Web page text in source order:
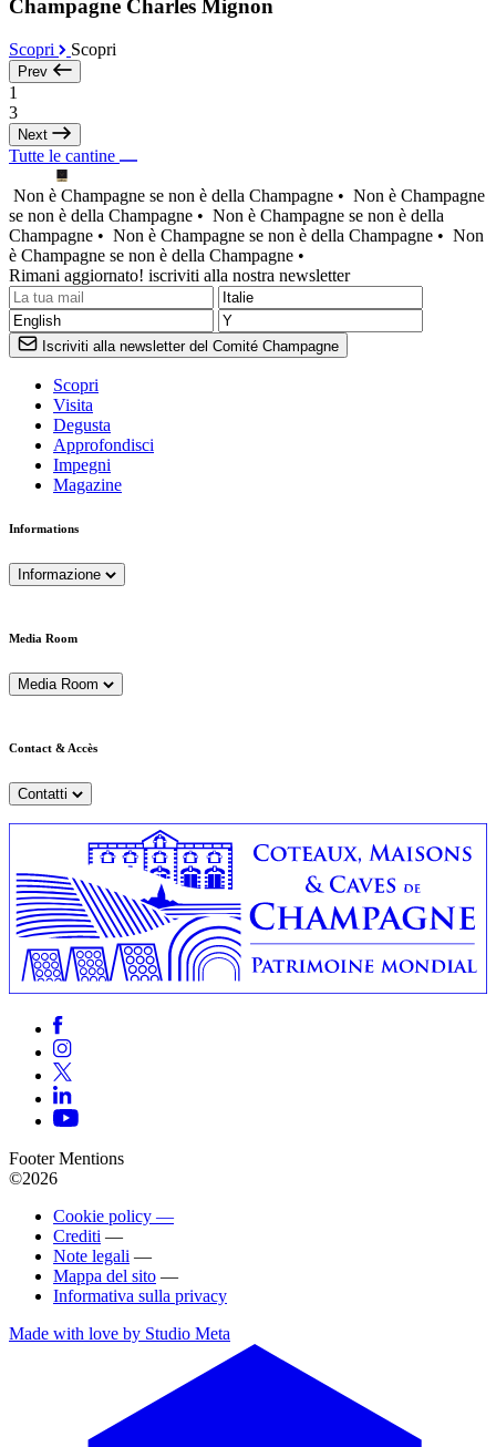
Champagne Charles Mignon
Scopri Scopri
Prev
1
3
Next
Tutte le cantine
Non è Champagne se non è della Champagne • Non è Champagne
se non è della Champagne • Non è Champagne se non è della
Champagne • Non è Champagne se non è della Champagne • Non
è Champagne se non è della Champagne •
Rimani aggiornato! iscriviti alla nostra newsletter
Iscriviti alla newsletter del Comité Champagne
Scopri
Visita
Degusta
Approfondisci
Impegni
Magazine
Informations
Informazione
Media Room
Media Room
Contact & Accès
Contatti
Footer Mentions
©2026
Cookie policy —
Crediti —
Note legali —
Mappa del sito —
Informativa sulla privacy
Made with love by Studio Meta